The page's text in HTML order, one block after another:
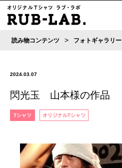
読み物コンテンツ > フォトギャラリー
2024.03.07
閃光玉 山本様の作品
Tシャツ オリジナルTシャツ